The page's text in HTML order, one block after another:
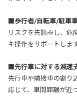
■歩行者/自転車/駐車
リスクを先読みし、危
キ操作をサポートします
■先行車に対する減速
先行車や隣接車の割り
応じて、車間距離が近